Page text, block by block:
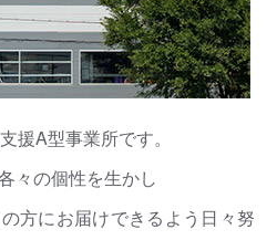
援A型事業所です。
々の個性を生かし
方にお届けできるよう日々努